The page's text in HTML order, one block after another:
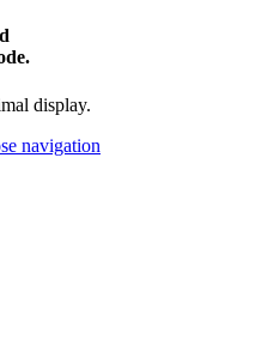
display.
navigation